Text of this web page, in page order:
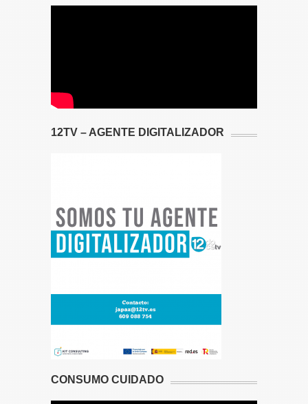
12TV – AGENTE DIGITALIZADOR
CONSUMO CUIDADO